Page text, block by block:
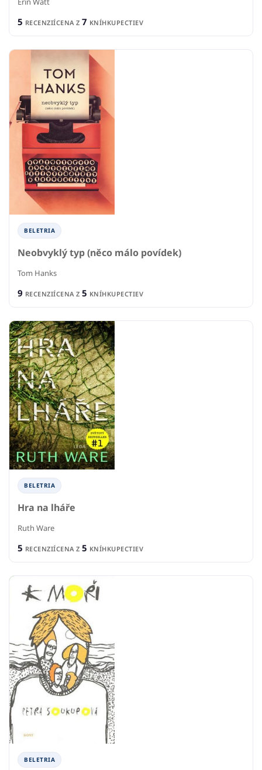
5 RECENZIÍCENA Z 7 KNÍHKUPECTIEV
BELETRIA
Neobvyklý typ (něco málo povídek)
Tom Hanks
9 RECENZIÍCENA Z 5 KNÍHKUPECTIEV
BELETRIA
Hra na lháře
Ruth Ware
5 RECENZIÍCENA Z 5 KNÍHKUPECTIEV
BELETRIA